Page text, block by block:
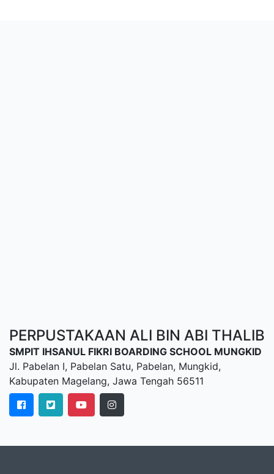
PERPUSTAKAAN ALI BIN ABI THALIB
SMPIT IHSANUL FIKRI BOARDING SCHOOL MUNGKID
Jl. Pabelan I, Pabelan Satu, Pabelan, Mungkid,
Kabupaten Magelang, Jawa Tengah 56511